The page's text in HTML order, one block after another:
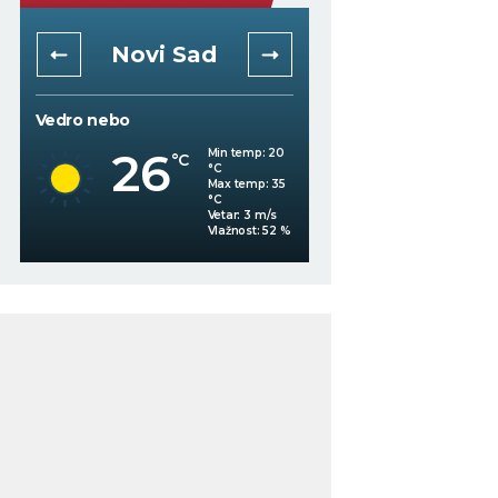
Novi Sad
Vedro nebo
26°C Min temp: 20
°C
Max temp: 35
°C
Vetar: 3 m/s
Vlažnost: 52 %